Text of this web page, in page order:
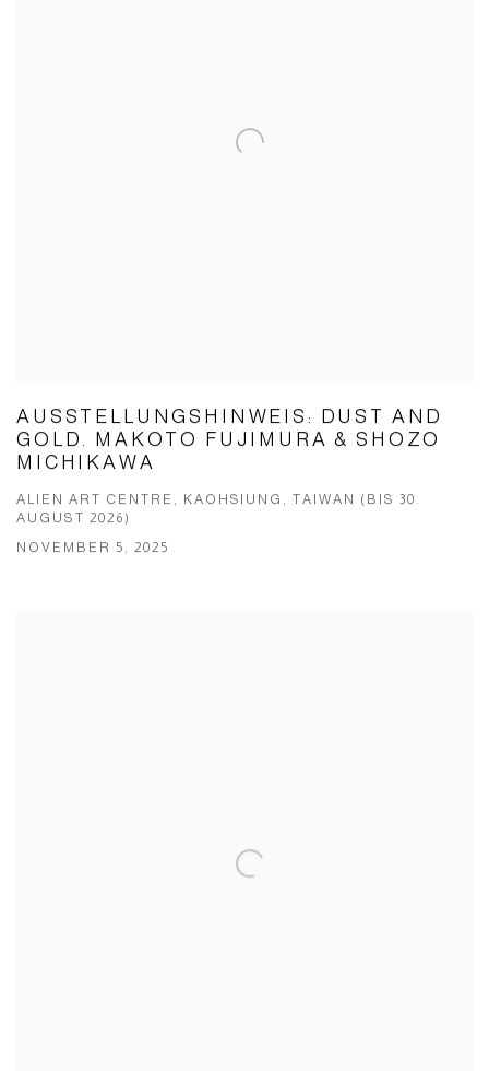
AUSSTELLUNGSHINWEIS: DUST AND
GOLD. MAKOTO FUJIMURA & SHOZO
MICHIKAWA
ALIEN ART CENTRE, KAOHSIUNG, TAIWAN (BIS 30.
AUGUST 2026)
NOVEMBER 5, 2025